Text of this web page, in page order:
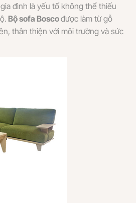
đình là yếu tố không thể thiếu
Bộ sofa Boscođược làm từ gỗ
thân thiện với môi trường và sức